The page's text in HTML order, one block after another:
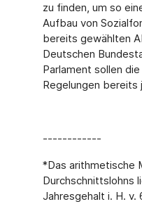
zu finden, um so
Aufbau von
bereits gewählten
Deutschen
Parlament sollen
Regelungen
------------
*Das arithmetische
Durchschnittslohns
Jahresgehalt i. H. v.